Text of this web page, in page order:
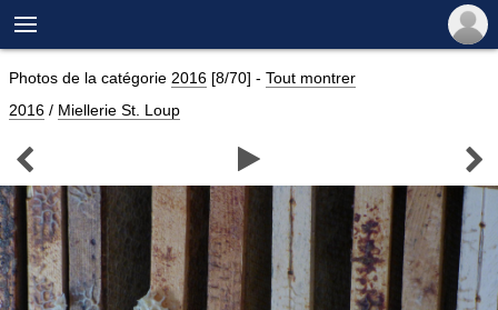

Photos de la catégorie 2016 [8/70] - Tout montrer
2016 / Miellerie St. Loup
  